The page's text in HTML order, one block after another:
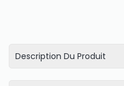
Description Du Produit